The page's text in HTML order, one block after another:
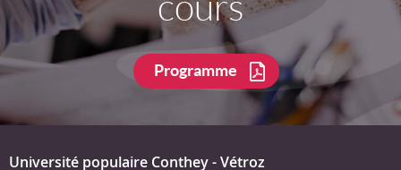
Programme
Université populaire Conthey - Vétroz